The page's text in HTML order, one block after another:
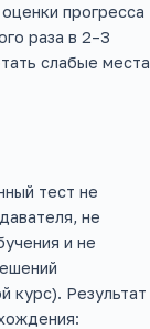
прогресса
раза в 2–3
слабые места
тест не
не
и не
курс). Результат